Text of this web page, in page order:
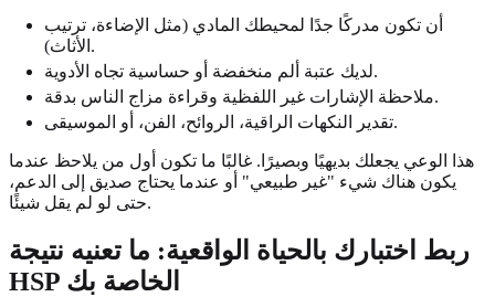
أن تكون مدركًا جدًا لمحيطك المادي (مثل الإضاءة، ترتيب
الأثاث).
لديك عتبة ألم منخفضة أو حساسية تجاه الأدوية.
ملاحظة الإشارات غير اللفظية وقراءة مزاج الناس بدقة.
تقدير النكهات الراقية، الروائح، الفن، أو الموسيقى.
هذا الوعي يجعلك بديهيًا وبصيرًا. غالبًا ما تكون أول من يلاحظ عندما
يكون هناك شيء "غير طبيعي" أو عندما يحتاج صديق إلى الدعم،
حتى لو لم يقل شيئًا.
ربط اختبارك بالحياة الواقعية: ما تعنيه نتيجة
HSP الخاصة بك